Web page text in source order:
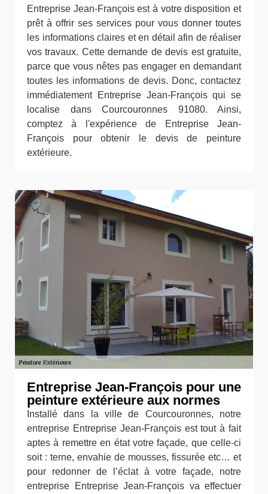
Entreprise Jean-François est à votre disposition et
prêt à offrir ses services pour vous donner toutes
les informations claires et en détail afin de réaliser
vos travaux. Cette demande de devis est gratuite,
parce que vous nêtes pas engager en demandant
toutes les informations de devis. Donc, contactez
immédiatement Entreprise Jean-François qui se
localise dans Courcouronnes 91080. Ainsi,
comptez à l'expérience de Entreprise Jean-
François pour obtenir le devis de peinture
extérieure.
Entreprise Jean-François pour une
peinture extérieure aux normes
Installé dans la ville de Courcouronnes, notre
entreprise Entreprise Jean-François est tout à fait
aptes à remettre en état votre façade, que celle-ci
soit : terne, envahie de mousses, fissurée etc… et
pour redonner de l’éclat à votre façade, notre
entreprise Entreprise Jean-François va effectuer